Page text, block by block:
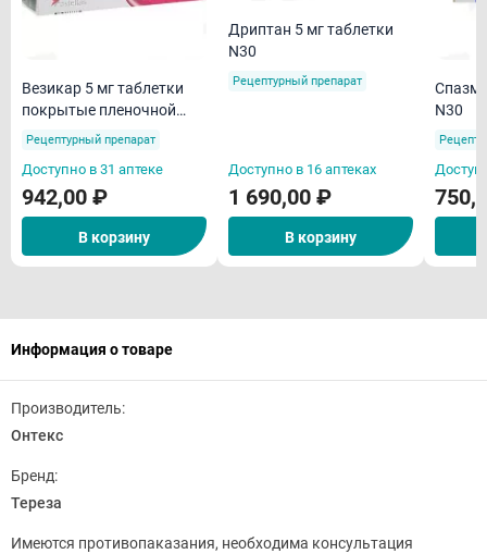
Везикар 5 мг таблетки
покрытые пленочной
оболочкой N30
Рецептурный препарат
Доступно в 31 аптеке
942,00 ₽
В корзину
Дриптан 5 мг таблетки
N30
Рецептурный препарат
Доступно в 16 аптеках
1 690,00 ₽
В корзину
Спазмекс 5 мг
N30
Информация о товаре
Производитель:
Онтекс
Бренд:
Тереза
Имеются противопаказания, необходима консультация